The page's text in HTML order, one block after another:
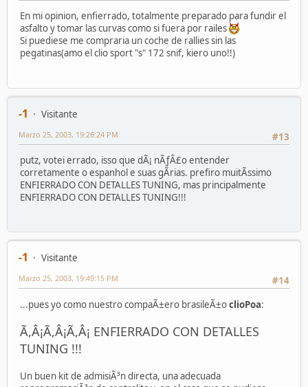
En mi opinion, enfierrado, totalmente preparado para fundir el
asfalto y tomar las curvas como si fuera por railes
Si puediese me compraria un coche de rallies sin las
pegatinas(amo el clio sport "s" 172 snif, kiero uno!!)
-1
Visitante
#13
Marzo 25, 2003, 19:26:24 PM
putz, votei errado, isso que dÃ¡ nÃƒÂ£o entender
corretamente o espanhol e suas gÃ­rias. prefiro muitÃ­ssimo
ENFIERRADO CON DETALLES TUNING, mas principalmente
ENFIERRADO CON DETALLES TUNING!!!
-1
Visitante
#14
Marzo 25, 2003, 19:49:15 PM
...pues yo como nuestro compaÃ±ero brasileÃ±oclioPoa:
Ã,Â¡Ã,Â¡Ã,Â¡ ENFIERRADO CON DETALLES
TUNING !!!
Un buen kit de admisiÃ³n directa, una adecuada